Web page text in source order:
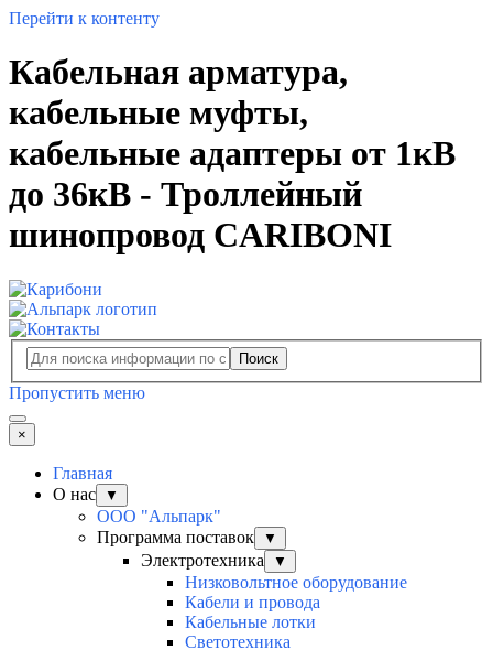
Перейти к контенту
Кабельная арматура,
кабельные муфты,
кабельные адаптеры от 1кВ
до 36кВ - Троллейный
шинопровод CARIBONI
Поиск
Пропустить меню
×
Главная
О нас
▼
ООО "Альпарк"
Программа поставок
▼
Электротехника ▼
Низковольтное оборудование
Кабели и провода
Кабельные лотки
Светотехника